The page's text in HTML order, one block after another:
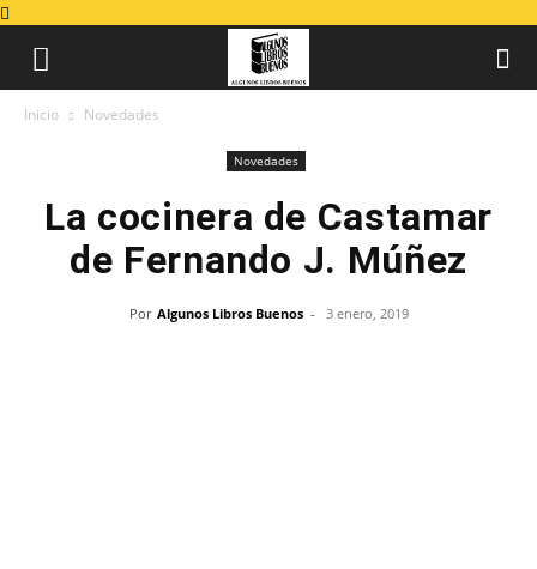
Inicio Novedades
Novedades
La cocinera de Castamar
de Fernando J. Múñez
Por Algunos Libros Buenos - 3 enero, 2019